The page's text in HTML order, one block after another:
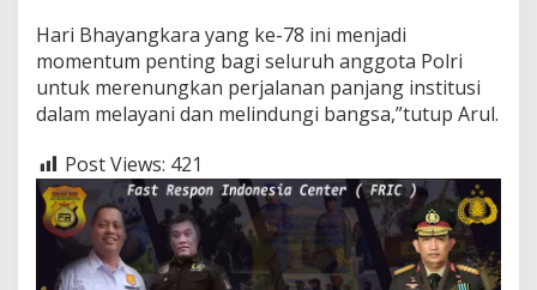
Hari Bhayangkara yang ke-78 ini menjadi
momentum penting bagi seluruh anggota Polri
untuk merenungkan perjalanan panjang institusi
dalam melayani dan melindungi bangsa,”tutup Arul.
Post Views: 421